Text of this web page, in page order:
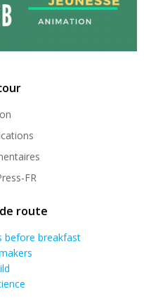
FR
route
before breakfast